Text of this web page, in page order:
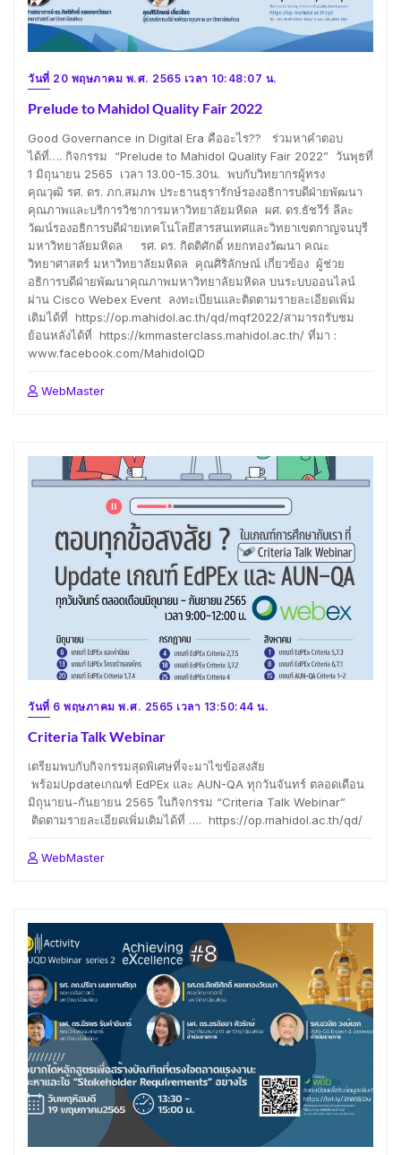
วันที่ 20 พฤษภาคม พ.ศ. 2565 เวลา 10:48:07 น.
Prelude to Mahidol Quality Fair 2022
Good Governance in Digital Era คืออะไร?? ร่วมหาคำตอบ
ได้ที่…. กิจกรรม “Prelude to Mahidol Quality Fair 2022” วันพุธที่
1 มิถุนายน 2565 เวลา 13.00-15.30น. พบกับวิทยากรผู้ทรง
คุณวุฒิ รศ. ดร. ภก.สมภพ ประธานธุรารักษ์รองอธิการบดีฝ่ายพัฒนา
คุณภาพและบริการวิชาการมหาวิทยาลัยมหิดล ผศ. ดร.ธัชวีร์ ลีละ
วัฒน์รองอธิการบดีฝ่ายเทคโนโลยีสารสนเทศและวิทยาเขตกาญจนบุรี
มหาวิทยาลัยมหิดล รศ. ดร. กิตติศักดิ์ หยกทองวัฒนา คณะ
วิทยาศาสตร์ มหาวิทยาลัยมหิดล คุณศิริลักษณ์ เกี่ยวข้อง ผู้ช่วย
อธิการบดีฝ่ายพัฒนาคุณภาพมหาวิทยาลัยมหิดล บนระบบออนไลน์
ผ่าน Cisco Webex Event ลงทะเบียนและติดตามรายละเอียดเพิ่ม
เติมได้ที่ https://op.mahidol.ac.th/qd/mqf2022/สามารถรับชม
ย้อนหลังได้ที่ https://kmmasterclass.mahidol.ac.th/ ที่มา :
www.facebook.com/MahidolQD
WebMaster
วันที่ 6 พฤษภาคม พ.ศ. 2565 เวลา 13:50:44 น.
Criteria Talk Webinar
เตรียมพบกับกิจกรรมสุดพิเศษที่จะมาไขข้อสงสัย
พร้อมUpdateเกณฑ์ EdPEx และ AUN-QA ทุกวันจันทร์ ตลอดเดือน
มิถุนายน-กันยายน 2565 ในกิจกรรม “Criteria Talk Webinar”
ติดตามรายละเอียดเพิ่มเติมได้ที่ …. https://op.mahidol.ac.th/qd/
WebMaster